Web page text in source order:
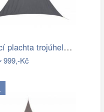
Stínící plachta trojúhelník 3*3*3 m šedá
999,-Kč